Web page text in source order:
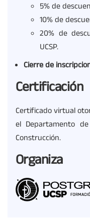
5% de
10% de
20% de
UCSP.
Cierre de
Certificación
Certificado virtual
el Departamento
Construcción.
Organiza